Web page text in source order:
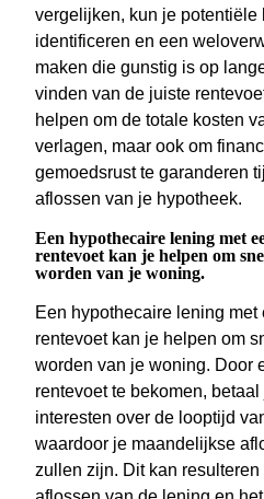
vergelijken, kun je potentiële
identificeren en een
maken die gunstig is op
vinden van de juiste
helpen om de totale kosten
verlagen, maar ook om
gemoedsrust te garanderen
aflossen van je hypotheek.
Een hypothecaire lening met
rentevoet kan je helpen om
worden van je woning.
Een hypothecaire lening met
rentevoet kan je helpen om
worden van je woning. Door
rentevoet te bekomen,
interesten over de looptijd
waardoor je maandelijkse
zullen zijn. Dit kan